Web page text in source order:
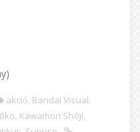
akció, Bandai Visual,
, Kawamori Shōji,